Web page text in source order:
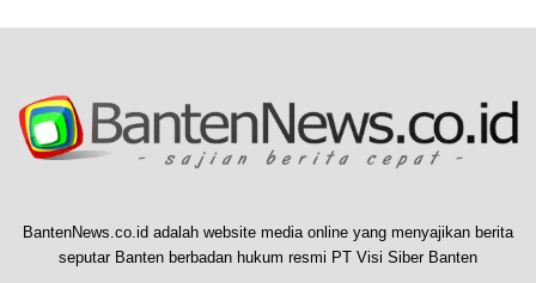
BantenNews.co.id adalah website media online yang menyajikan berita
seputar Banten berbadan hukum resmi PT Visi Siber Banten